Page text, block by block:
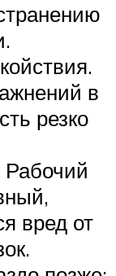
в
резко
Рабочий
вред от